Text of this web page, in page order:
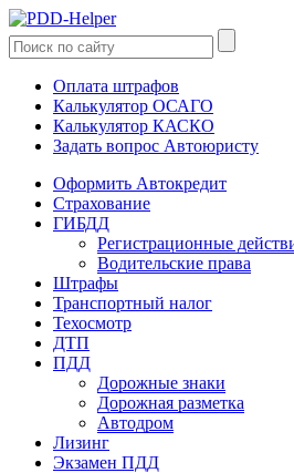
Оплата штрафов
Калькулятор ОСАГО
Калькулятор КАСКО
Задать вопрос Автоюристу
Оформить Автокредит
Страхование
ГИБДД
Регистрационные
Водительские права
Штрафы
Транспортный налог
Техосмотр
ДТП
ПДД
Дорожные знаки
Дорожная разметка
Автодром
Лизинг
Экзамен ПДД